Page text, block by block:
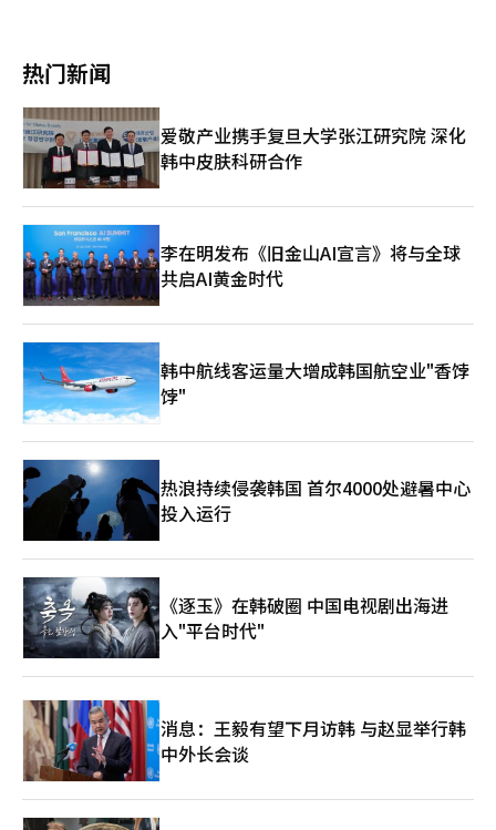
译与编辑。
亿韩元 ◆今天（周四）主要日程 韩国-外汇储备（5月） 美国-大规
（第一季度） ※ 本报道经人工智能（AI）系统翻译与编辑。
内推出住房抵押贷款。 存款余额为29兆455亿韩元。今年1月，托
斯银行推出了个人经营者专用账户和卡产品，扩大了针对个人经营
者的存款和贷款产品线。 非利息业务的亏损幅度也有所改善。第
一季度非利息损失为70亿韩元，较去年同期的152亿韩元减少了一
半以上。 截至3月底，财富管理（WM）服务的累计销售关联额为
27兆7000亿韩元，比去年年底增加约4兆韩元。托斯银行本月获得
了基金销售中介业务的正式许可，计划扩大资产管理服务。 借记
卡交易额同比增长26%。公司表示，今年1月推出的海外汇款服务
也为非利息收入的改善做出了贡献。 健康指标也有所改善。第一
季度逾期率为1.07%，较去年同期下降0.19个百分点。不良贷款
（NPL）比例为0.87%，同期间下降0.11个百分点。资本充足率
（BIS）为16.62%，较去年同期的15.90%上升0.72个百分点。贷
款损失准备金覆盖率为320.81%，较去年同期上升35.19个百分
34.75%。针对低收入群体的政策金融产品，如阳光贷款和中小企
业贷款，第一季度的供应额为4574亿韩元，累计供应额为2兆5628
亿韩元。 托斯银行相关人士表示：“依托庞大的客户基础，贷款
组合的质量增长和非利息盈利能力的改善反映在业绩上。我们将基
于增强的财务实力，开展负责任的普惠金融。”※ 本报道经人工
智能（AI）系统翻译与编辑。
热门新闻
爱敬产业携手复旦大学张江研究院 深化
韩中皮肤科研合作
李在明发布《旧金山AI宣言》将与全球
共启AI黄金时代
韩中航线客运量大增成韩国航空业"香饽
饽"
热浪持续侵袭韩国 首尔4000处避暑中心
投入运行
《逐玉》在韩破圈 中国电视剧出海进
入"平台时代"
消息：王毅有望下月访韩 与赵显举行韩
中外长会谈